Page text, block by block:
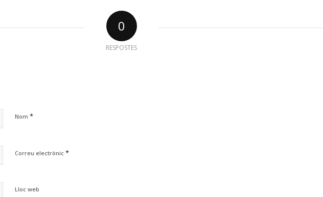
0
RESPOSTES
Nom *
Correu electrònic *
Lloc web